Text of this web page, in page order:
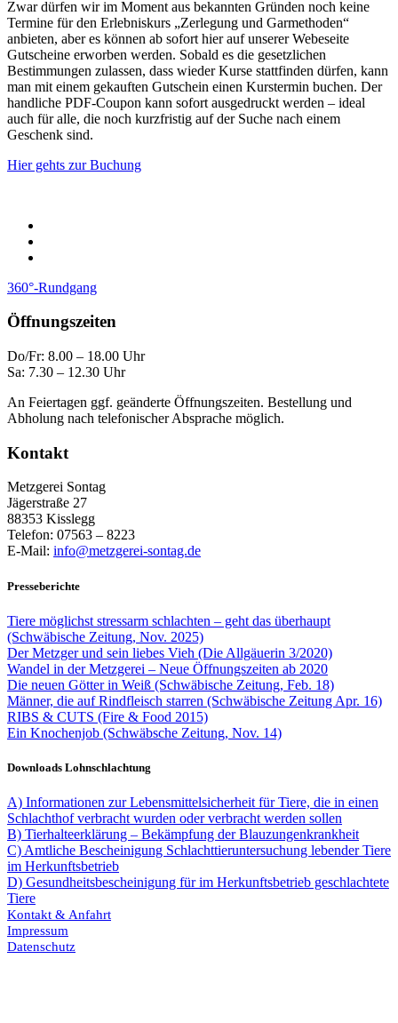
Zwar dürfen wir im Moment aus bekannten Gründen noch keine
Termine für den Erlebniskurs „Zerlegung und Garmethoden“
anbieten, aber es können ab sofort hier auf unserer Webeseite
Gutscheine erworben werden. Sobald es die gesetzlichen
Bestimmungen zulassen, dass wieder Kurse stattfinden dürfen, kann
man mit einem gekauften Gutschein einen Kurstermin buchen. Der
handliche PDF-Coupon kann sofort ausgedruckt werden – ideal
auch für alle, die noch kurzfristig auf der Suche nach einem
Geschenk sind.
Hier gehts zur Buchung
360°-Rundgang
Öffnungszeiten
Do/Fr: 8.00 – 18.00 Uhr
Sa: 7.30 – 12.30 Uhr
An Feiertagen ggf. geänderte Öffnungszeiten. Bestellung und
Abholung nach telefonischer Absprache möglich.
Kontakt
Metzgerei Sontag
Jägerstraße 27
88353 Kisslegg
Telefon: 07563 – 8223
E-Mail: info@metzgerei-sontag.de
Presseberichte
Tiere möglichst stressarm schlachten – geht das überhaupt
(Schwäbische Zeitung, Nov. 2025)
Der Metzger und sein liebes Vieh (Die Allgäuerin 3/2020)
Wandel in der Metzgerei – Neue Öffnungszeiten ab 2020
Die neuen Götter in Weiß (Schwäbische Zeitung, Feb. 18)
Männer, die auf Rindfleisch starren (Schwäbische Zeitung Apr. 16)
RIBS & CUTS (Fire & Food 2015)
Ein Knochenjob (Schwäbsche Zeitung, Nov. 14)
Downloads Lohnschlachtung
A) Informationen zur Lebensmittelsicherheit für Tiere, die in einen
Schlachthof verbracht wurden oder verbracht werden sollen
B) Tierhalteerklärung – Bekämpfung der Blauzungenkrankheit
C) Amtliche Bescheinigung Schlachttieruntersuchung lebender Tiere
im Herkunftsbetrieb
D) Gesundheitsbescheinigung für im Herkunftsbetrieb geschlachtete
Tiere
Kontakt & Anfahrt
Impressum
Datenschutz